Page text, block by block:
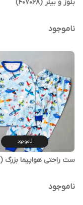
بلوز و بیلر (407068)
ناموجود
ناموجود
ست راحتی هواپیما بزرگ (44701)
ناموجود